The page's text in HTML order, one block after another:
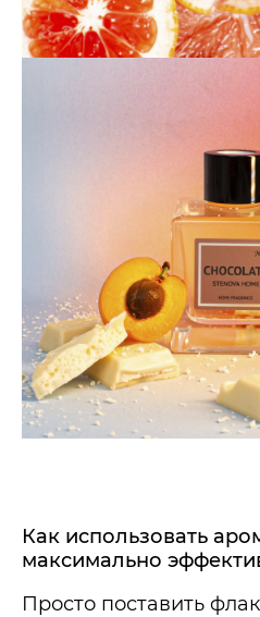
Как использовать
максимально
Просто поставить